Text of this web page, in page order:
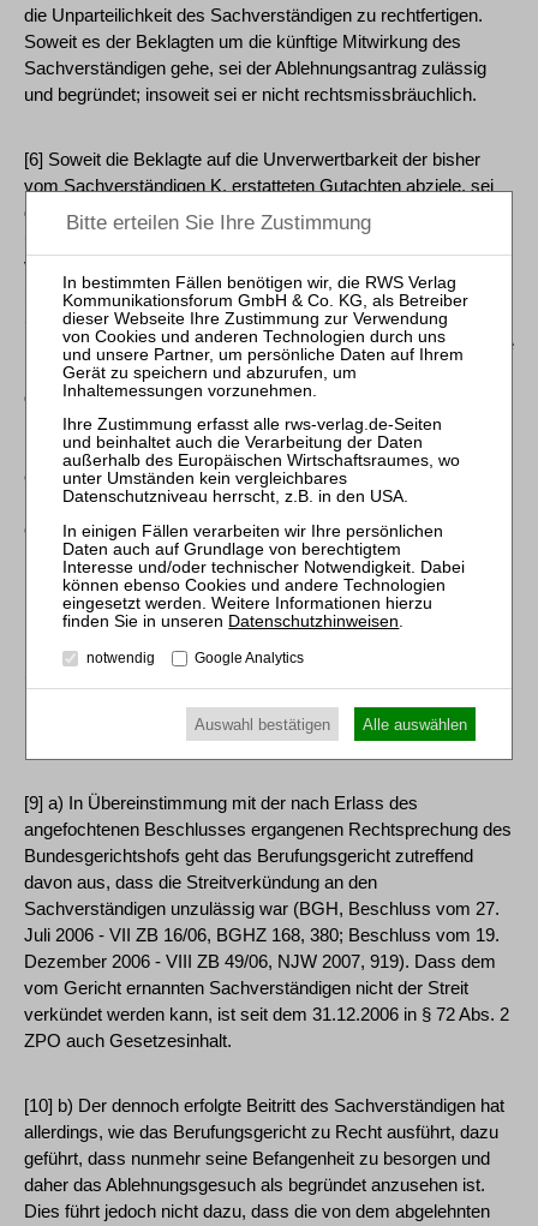
die Unparteilichkeit des Sachverständigen zu rechtfertigen.
Soweit es der Beklagten um die künftige Mitwirkung des
Sachverständigen gehe, sei der Ablehnungsantrag zulässig
und begründet; insoweit sei er nicht rechtsmissbräuchlich.
[6] Soweit die Beklagte auf die Unverwertbarkeit der bisher
vom Sachverständigen K. erstatteten Gutachten abziele, sei
der Antrag rechtsmissbräuchlich und infolgedessen
unzulässig. Dies treffe schon auf die Streitverkündung an den
vom Gericht beauftragten Sachverständigen zu. Werde die
Streitverkündungsschrift dennoch zugestellt und trete der
Sachverständige auf Seiten einer Partei dem Rechtsstreit bei,
habe sein vollständiger Ausschluss aus dem Verfahren und die
Unverwertbarkeit seiner bisher erstatteten Gutachten Folgen,
die mit rechtsstaatlichen Grundsätzen nicht vereinbar seien.
Der Umstand, dass der Sachverständige in die von der
Beklagten gestellte Falle gelaufen sei, dürfe nicht zum Anlass
eines Befangenheitsantrages genommen werden, um die
Unverwertbarkeit der bisher vom Sachverständigen
erstatteten Gutachten zu erreichen.
[7] Das Ablehnungsgesuch sei insoweit auch unbegründet, da
hinsichtlich der bereits erstatteten Gutachten kein Grund
bestehe, der Misstrauen gegen die Unparteilichkeit des
Sachverständigen rechtfertigen könne.
[8] 2. Dies hält der rechtlichen Überprüfung im Ergebnis stand.
[9] a) In Übereinstimmung mit der nach Erlass des
angefochtenen Beschlusses ergangenen Rechtsprechung des
Bundesgerichtshofs geht das Berufungsgericht zutreffend
davon aus, dass die Streitverkündung an den
Sachverständigen unzulässig war (BGH, Beschluss vom 27.
Juli 2006 - VII ZB 16/06, BGHZ 168, 380; Beschluss vom 19.
Dezember 2006 - VIII ZB 49/06, NJW 2007, 919). Dass dem
vom Gericht ernannten Sachverständigen nicht der Streit
verkündet werden kann, ist seit dem 31.12.2006 in § 72 Abs. 2
ZPO auch Gesetzesinhalt.
[10] b) Der dennoch erfolgte Beitritt des Sachverständigen hat
allerdings, wie das Berufungsgericht zu Recht ausführt, dazu
geführt, dass nunmehr seine Befangenheit zu besorgen und
daher das Ablehnungsgesuch als begründet anzusehen ist.
Dies führt jedoch nicht dazu, dass die von dem abgelehnten
Datenschutzhinweisen
notwendig Google Analytics
Auswahl bestätigen Alle auswählen